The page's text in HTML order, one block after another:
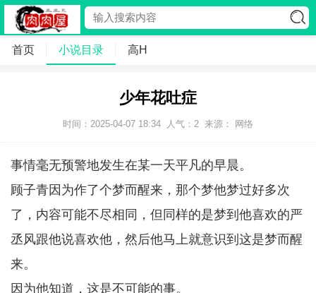
首页 小说目录 高H
少年花吐症
时间：2025-04-07 18:34 人气： 2 来源： 网络
事情毫无预警地发生在某一天平凡的早晨。
顾子青因为作了个梦而醒来，那个梦他梦过好多次
了，内容可能不尽相同，但同样的是梦到他喜欢的严
丞风跟他说喜欢他，然后他马上就意识到这是梦而醒
来。
因为他知道，这是不可能的事。